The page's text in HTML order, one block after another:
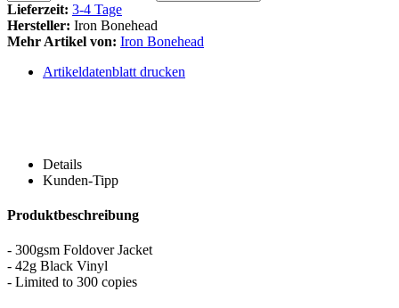
Lieferzeit: 3-4 Tage
Hersteller: Iron Bonehead
Mehr Artikel von: Iron Bonehead
Artikeldatenblatt drucken
Details
Kunden-Tipp
Produktbeschreibung
- 300gsm Foldover Jacket
- 42g Black Vinyl
- Limited to 300 copies